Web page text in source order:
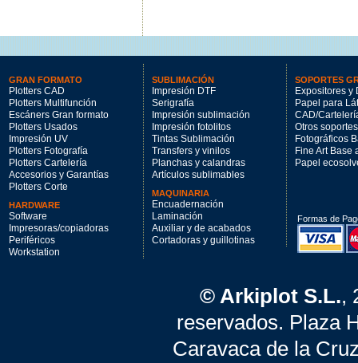
GRAN FORMATO
Plotters CAD
Plotters Multifunción
Escáners Gran formato
Plotters Usados
Impresión UV
Plotters Fotografía
Plotters Cartelería
Accesorios y Garantías
Plotters Corte
HARDWARE
Software
Impresoras/copiadoras
Periféricos
Workstation
SUBLIMACIÓN
Impresión DTF
Serigrafía
Impresión sublimación
Impresión fotolitos
Tintas Sublimación
Transfers y vinilos
Planchas y calandras
Artículos sublimables
MAQUINARIA
Encuadernación
Laminación
Auxiliar y de acabados
Cortadoras y guillotinas
SOPORTES
Expositores y
Papel para
CAD/
Otros soportes
Fotográficos
Fine Art Base
Papel
Formas de
© Arkiplot S.L.,
reservados. Plaza
Caravaca de la